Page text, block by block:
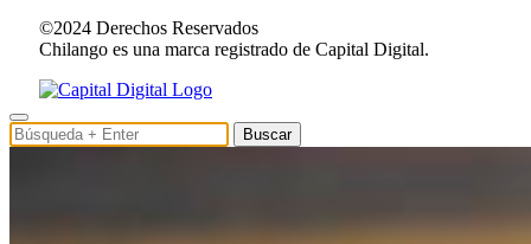
©2024 Derechos Reservados
Chilango es una marca registrado de Capital Digital.
Buscar